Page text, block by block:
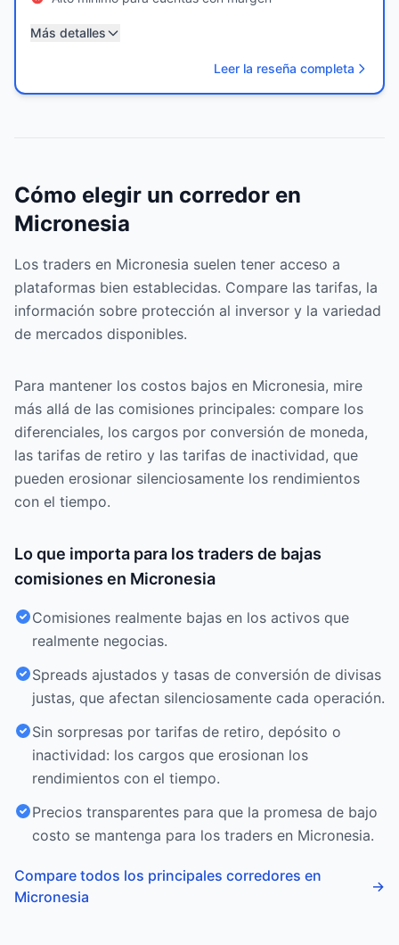
Más detalles
Leer la reseña completa
Cómo elegir un corredor en
Micronesia
Los traders en Micronesia suelen tener acceso a
plataformas bien establecidas. Compare las tarifas, la
información sobre protección al inversor y la variedad
de mercados disponibles.
Para mantener los costos bajos en Micronesia, mire
más allá de las comisiones principales: compare los
diferenciales, los cargos por conversión de moneda,
las tarifas de retiro y las tarifas de inactividad, que
pueden erosionar silenciosamente los rendimientos
con el tiempo.
Lo que importa para los traders de bajas
comisiones en Micronesia
Comisiones realmente bajas en los activos que
realmente negocias.
Spreads ajustados y tasas de conversión de divisas
justas, que afectan silenciosamente cada operación.
Sin sorpresas por tarifas de retiro, depósito o
inactividad: los cargos que erosionan los
rendimientos con el tiempo.
Precios transparentes para que la promesa de bajo
costo se mantenga para los traders en Micronesia.
Compare todos los principales corredores en
Micronesia
→